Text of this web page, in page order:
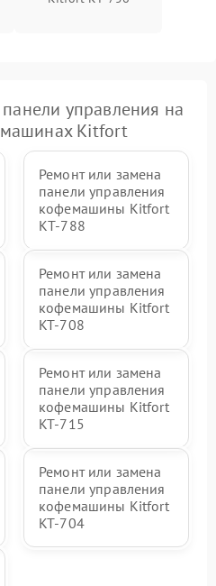
управления на
Kitfort
Ремонт или замена
панели управления
кофемашины Kitfort
КТ-788
Ремонт или замена
панели управления
кофемашины Kitfort
KT-708
Ремонт или замена
панели управления
кофемашины Kitfort
KT-715
Ремонт или замена
панели управления
кофемашины Kitfort
KT-704